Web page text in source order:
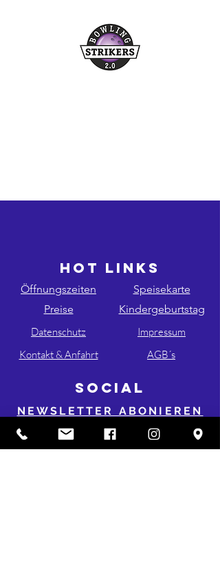
HOT LINKS
Öffnungszeiten
Preise
Datenschutz
Kontakt & Anfahrt
Speisekarte
Kindergeburtstag
Impressum
AGB´s
SOCIAL
NEWSLETTER ABONIEREN
FOLGE UNS AUF INSTA & FB